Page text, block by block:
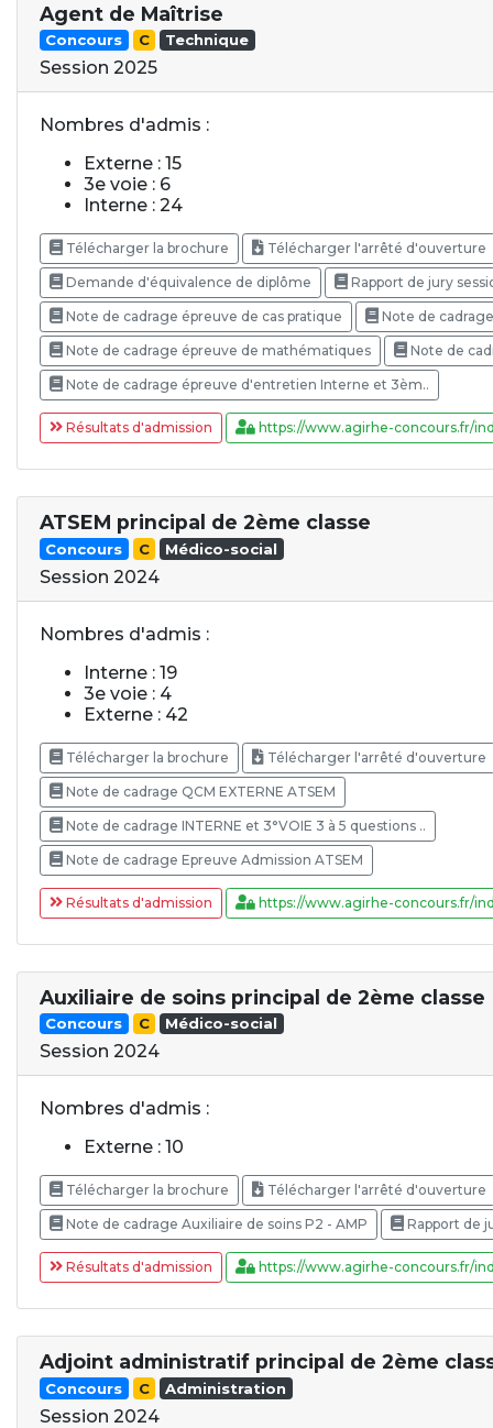
Agent de Maîtrise
Concours C Technique
Session 2025
Nombres d'admis :
Externe : 15
3e voie : 6
Interne : 24
Télécharger la brochure Télécharger l'arrêté d'ouverture
Demande d'équivalence de diplôme Rapport de jury
Note de cadrage épreuve de cas pratique Note de
Note de cadrage épreuve de mathématiques Note de
Note de cadrage épreuve d'entretien Interne et 3èm..
Résultats d'admission https://www.agirhe-concours.fr/
ATSEM principal de 2ème classe
Concours C Médico-social
Session 2024
Nombres d'admis :
Interne : 19
3e voie : 4
Externe : 42
Télécharger la brochure Télécharger l'arrêté d'ouverture
Note de cadrage QCM EXTERNE ATSEM
Note de cadrage INTERNE et 3°VOIE 3 à 5 questions ..
Note de cadrage Epreuve Admission ATSEM
Résultats d'admission https://www.agirhe-concours.fr/
Auxiliaire de soins principal de 2ème classe
Concours C Médico-social
Session 2024
Nombres d'admis :
Externe : 10
Télécharger la brochure Télécharger l'arrêté d'ouverture
Note de cadrage Auxiliaire de soins P2 - AMP Rapport de
Résultats d'admission https://www.agirhe-concours.fr/
Adjoint administratif principal de 2ème
Concours C Administration
Session 2024